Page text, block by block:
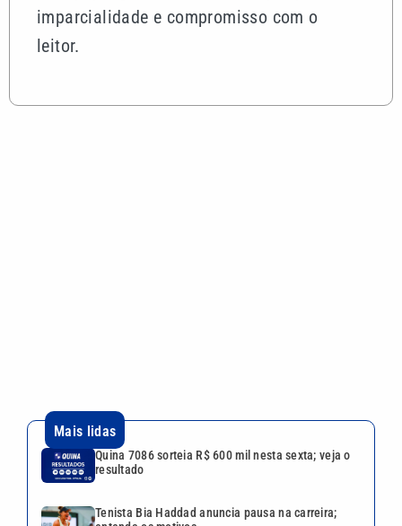
imparcialidade e compromisso com o
leitor.
shows e atrações gratuitas em Atibaia
Larissa Manoela ganha disputa contra gravadora
após recurso ser negado pela Justiça